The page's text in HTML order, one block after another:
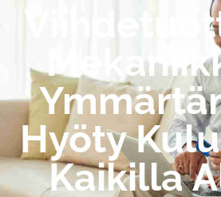
Hyöty
Kaikilla